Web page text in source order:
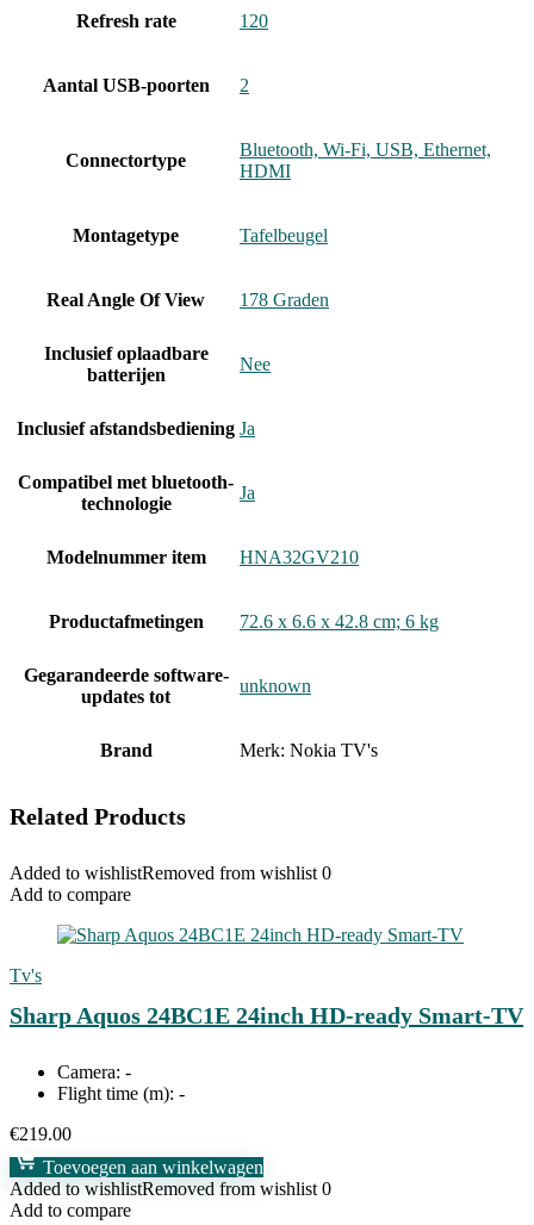
Refresh rate 120
Aantal USB-poorten ‎2
Connectortype
‎Bluetooth, Wi-Fi, USB, Ethernet,
HDMI
Montagetype ‎Tafelbeugel
Real Angle Of View ‎178 Graden
Inclusief oplaadbare
batterijen
‎Nee
Inclusief afstandsbediening ‎Ja
Compatibel met bluetooth-
technologie
‎Ja
Modelnummer item ‎HNA32GV210
Productafmetingen ‎72.6 x 6.6 x 42.8 cm; 6 kg
Gegarandeerde software-
updates tot
‎unknown
Brand Merk: Nokia TV's
Related Products
Added to wishlistRemoved from wishlist 0
Add to compare
Tv's
Sharp Aquos 24BC1E 24inch HD-ready Smart-TV
Camera: -
Flight time (m): -
€219.00
Toevoegen aan winkelwagen
Added to wishlistRemoved from wishlist 0
Add to compare